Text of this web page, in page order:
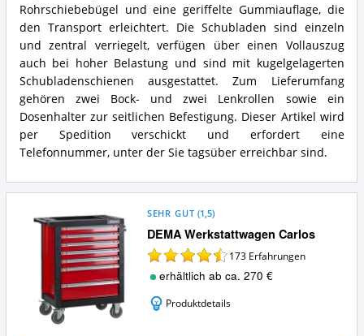
Rohrschiebebügel und eine geriffelte Gummiauflage, die
den Transport erleichtert. Die Schubladen sind einzeln
und zentral verriegelt, verfügen über einen Vollauszug
auch bei hoher Belastung und sind mit kugelgelagerten
Schubladenschienen ausgestattet. Zum Lieferumfang
gehören zwei Bock- und zwei Lenkrollen sowie ein
Dosenhalter zur seitlichen Befestigung. Dieser Artikel wird
per Spedition verschickt und erfordert eine
Telefonnummer, unter der Sie tagsüber erreichbar sind.
DEMA Werkstattwagen Carlos
SEHR GUT (1,5)
173 Erfahrungen
erhältlich ab ca. 270 €
Produktdetails